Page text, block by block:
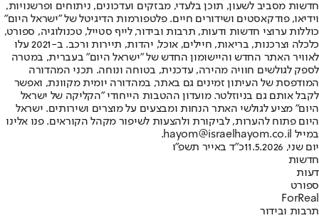
חדשות מסביב לשעון, תוכן בלעדי, מבזקים ועדכונים, ניתוחים ופרשנויות,
וידיאו, פודקאסטים ושידורים חיים. פלטפורמות הדיגיטל של "ישראל היום"
כוללות ערוצי חדשות ודעות, תרבות ובידור, לייף סטייל, טכנולוגיה, ספורט,
כלכלה וצרכנות, בריאות, חיילים, אוכל, יהדות, תיירות ורכב. ב-2021 עלו
לאוויר האתר החדש והיישומון החדש של "ישראל היום" בעברית, במטרה
לספק לגולשים חוויה מהירה, עדכנית, בטוחה ונוחה. תכני המהדורה
המודפסת של העיתון זמינים גם באתר, במהדורה יומית מקוונת, ואפשר
לקבל אותם גם בניוזלטר. מועדון ההטבות הייחודי "הקליקה של ישראל
היום" מציע לגולשי האתר הנחות ומבצעים על מוצרים ושירותים. ישראל
היום פתוח להערות, לביקורת ולהצעות לשיפור מקהל הקוראים. פנו אלינו
במייל hayom@israelhayom.co.il.
יום שני, 11.5.2026
כ"ד באייר תשפ"ו
חדשות
דעות
ספורט
ForReal
תרבות ובידור